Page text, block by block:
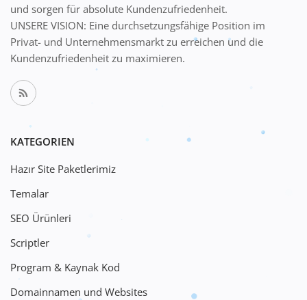
und sorgen für absolute Kundenzufriedenheit.
UNSERE VISION: Eine durchsetzungsfähige Position im
Privat- und Unternehmensmarkt zu erreichen und die
Kundenzufriedenheit zu maximieren.
KATEGORIEN
Hazır Site Paketlerimiz
Temalar
SEO Ürünleri
Scriptler
Program & Kaynak Kod
Domainnamen und Websites